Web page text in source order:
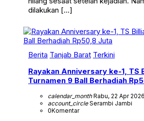
dilakukan […]
Berita Tanjab Barat Terkini
Rayakan Anniversary ke-1, TS
Turnamen 9 Ball Berhadiah
calendar_monthRabu, 22 Apr 2026
account_circleSerambi Jambi
0Komentar